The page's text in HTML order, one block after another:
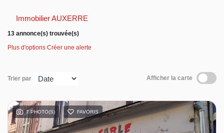
Immobilier AUXERRE
13 annonce(s) trouvée(s)
Plus d'options Créer une alerte
Trier par Afficher la carte
7 PHOTO(S) FAVORIS